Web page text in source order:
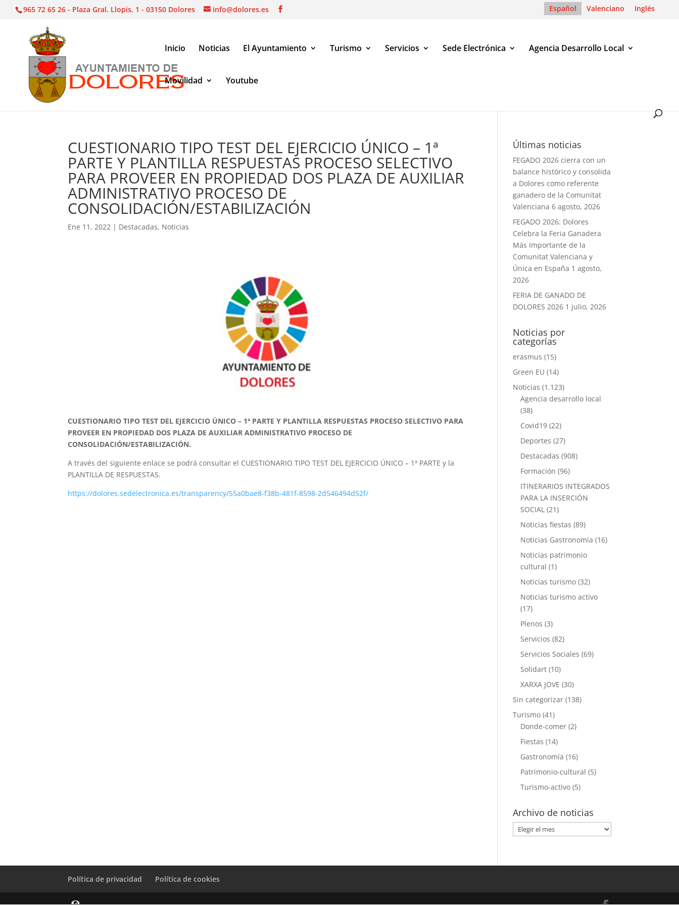
965 72 65 26 - Plaza Gral. Llopis, 1 - 03150 Dolores info@dolores.es Español Valenciano Inglés
Inicio Noticias El Ayuntamiento Turismo Servicios Sede Electrónica Agencia Desarrollo Local
Movilidad Youtube
CUESTIONARIO TIPO TEST DEL EJERCICIO ÚNICO – 1ª
PARTE Y PLANTILLA RESPUESTAS PROCESO SELECTIVO
PARA PROVEER EN PROPIEDAD DOS PLAZA DE AUXILIAR
ADMINISTRATIVO PROCESO DE
CONSOLIDACIÓN/ESTABILIZACIÓN
Ene 11, 2022 | Destacadas, Noticias
CUESTIONARIO TIPO TEST DEL EJERCICIO ÚNICO – 1ª PARTE Y PLANTILLA RESPUESTAS PROCESO SELECTIVO PARA
PROVEER EN PROPIEDAD DOS PLAZA DE AUXILIAR ADMINISTRATIVO PROCESO DE
CONSOLIDACIÓN/ESTABILIZACIÓN.
A través del siguiente enlace se podrá consultar el CUESTIONARIO TIPO TEST DEL EJERCICIO ÚNICO – 1ª PARTE y la
PLANTILLA DE RESPUESTAS.
https://dolores.sedelectronica.es/transparency/55a0bae8-f38b-481f-8598-2d546494d52f/
Últimas noticias
FEGADO 2026 cierra con un
balance histórico y consolida
a Dolores como referente
ganadero de la Comunitat
Valenciana 6 agosto, 2026
FEGADO 2026: Dolores
Celebra la Feria Ganadera
Más Importante de la
Comunitat Valenciana y
Única en España 1 agosto,
2026
FERIA DE GANADO DE
DOLORES 2026 1 julio, 2026
Noticias por
categorías
erasmus (15)
Green EU (14)
Noticias (1.123)
Agencia desarrollo local
(38)
Covid19 (22)
Deportes (27)
Destacadas (908)
Formación (96)
ITINERARIOS INTEGRADOS
PARA LA INSERCIÓN
SOCIAL (21)
Noticias fiestas (89)
Noticias Gastronomía (16)
Noticias patrimonio
cultural (1)
Noticias turismo (32)
Noticias turismo activo
(17)
Plenos (3)
Servicios (82)
Servicios Sociales (69)
Solidart (10)
XARXA JOVE (30)
Sin categorizar (138)
Turismo (41)
Donde-comer (2)
Fiestas (14)
Gastronomía (16)
Patrimonio-cultural (5)
Turismo-activo (5)
Archivo de noticias
Archivo
de
Política de privacidad Política de cookies